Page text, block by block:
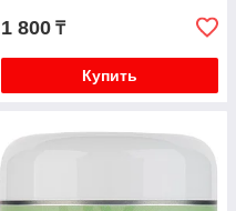
1 800 ₸
Купить